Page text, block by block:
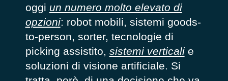
oggi un numero molto elevato di
opzioni: robot mobili, sistemi goods-
to-person, sorter, tecnologie di
picking assistito, sistemi verticalie
soluzioni di visione artificiale. Si